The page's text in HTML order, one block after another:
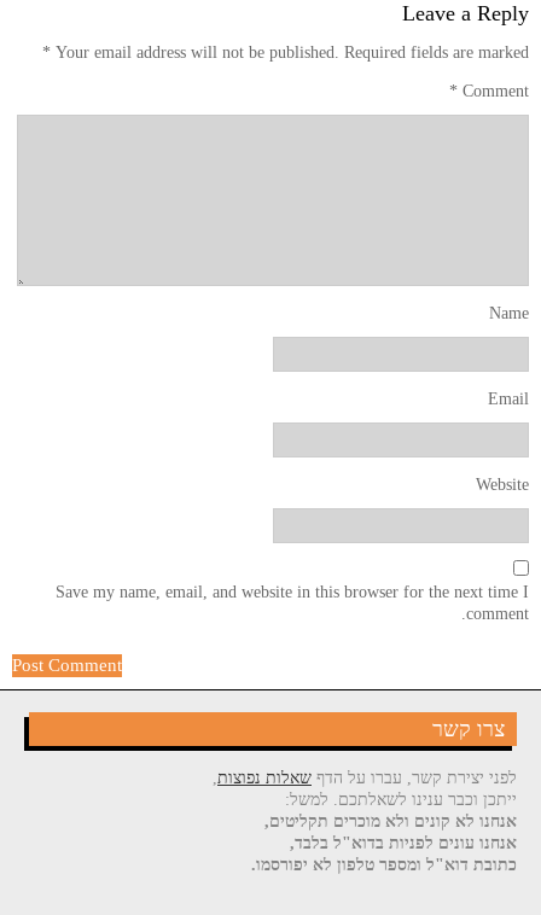
Leave a Reply
Your email address will not be published. Required fields are marked
*
Comment
*
Name
Email
Website
Save my name, email, and website in this browser for the next time I
comment.
צרו קשר
לפני יצירת קשר, עברו על הדף שאלות נפוצות,
ייתכן וכבר ענינו לשאלתכם. למשל:
אנחנו לא קונים ולא מוכרים תקליטים,
אנחנו עונים לפניות בדוא"ל בלבד,
כתובת דוא"ל ומספר טלפון לא יפורסמו.